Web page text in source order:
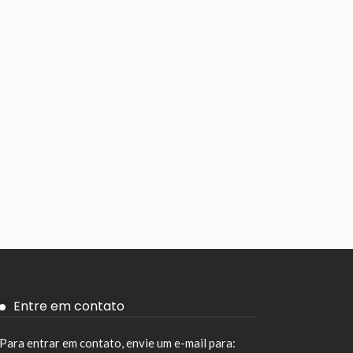
Entre em contato
Para entrar em contato, envie um e-mail para: